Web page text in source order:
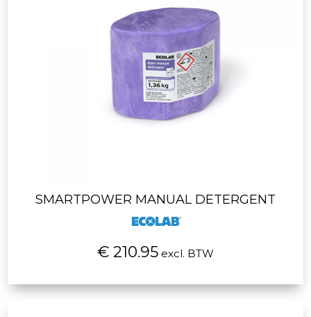
SMARTPOWER MANUAL DETERGENT
€ 210.95 excl. BTW